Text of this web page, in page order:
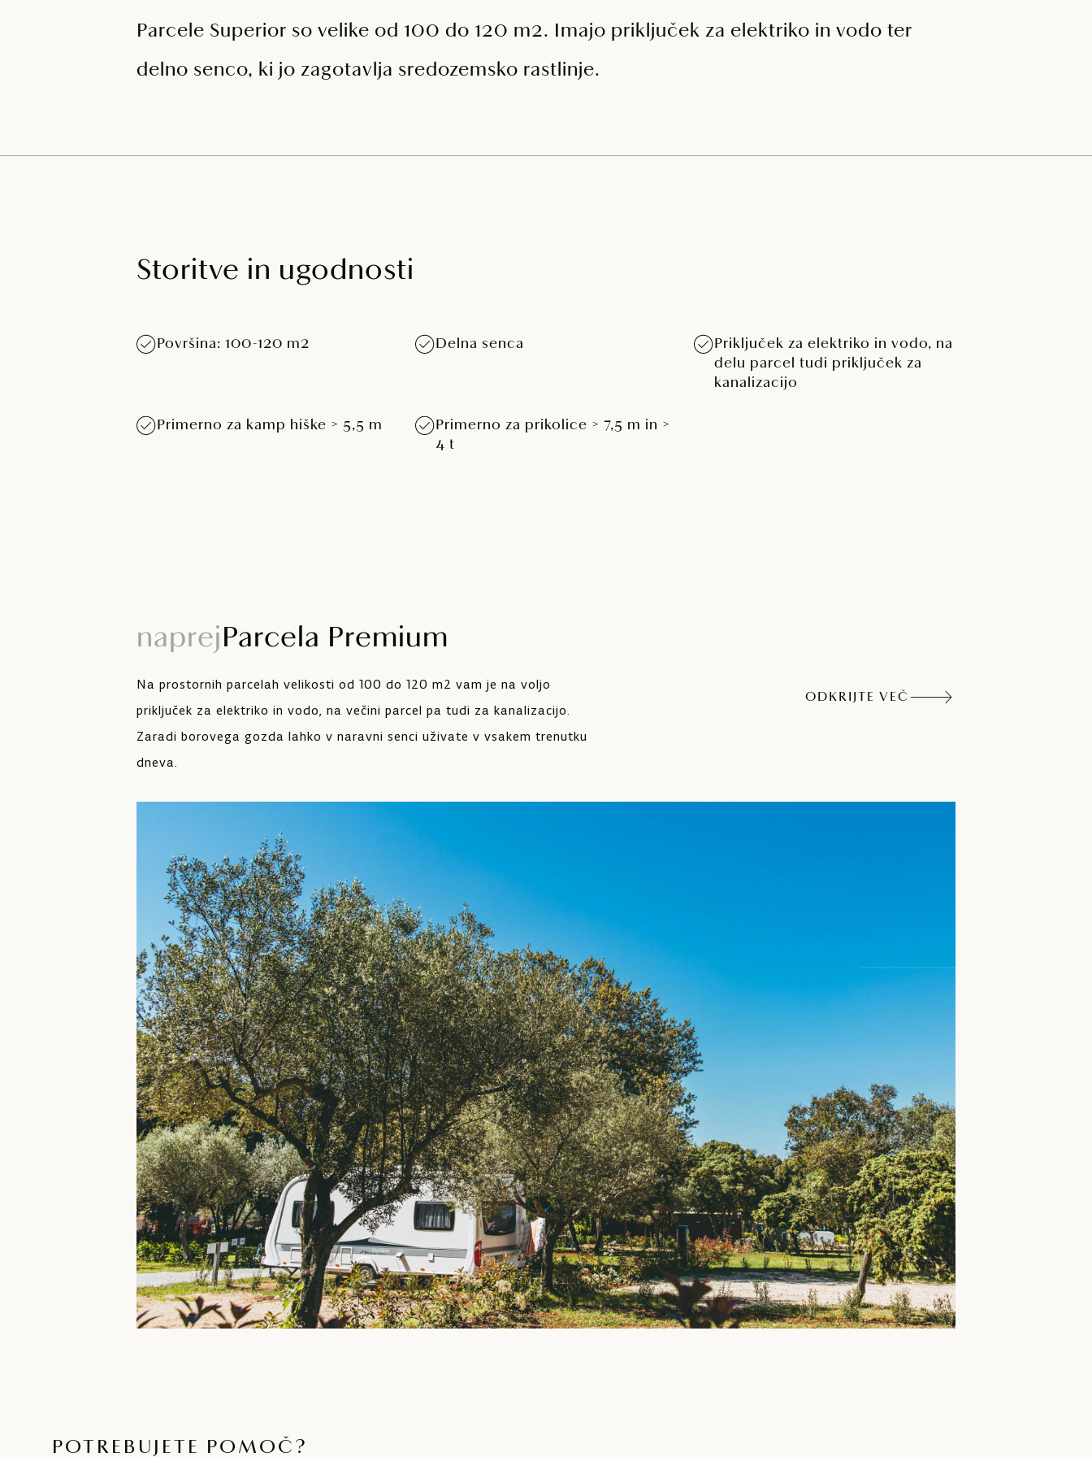
Parcele Superior so velike od 100 do 120 m2. Imajo priključek za elektriko in vodo ter
delno senco, ki jo zagotavlja sredozemsko rastlinje.
Storitve in ugodnosti
Površina: 100-120 m2 Delna senca
Priključek za elektriko in vodo, na
delu parcel tudi priključek za
kanalizacijo
Primerno za kamp hiške > 5,5 m
Primerno za prikolice > 7,5 m in >
4 t
naprejParcela Premium
Na prostornih parcelah velikosti od 100 do 120 m2 vam je na voljo
priključek za elektriko in vodo, na večini parcel pa tudi za kanalizacijo.
Zaradi borovega gozda lahko v naravni senci uživate v vsakem trenutku
dneva.
ODKRIJTE VEČ
POTREBUJETE POMOČ?